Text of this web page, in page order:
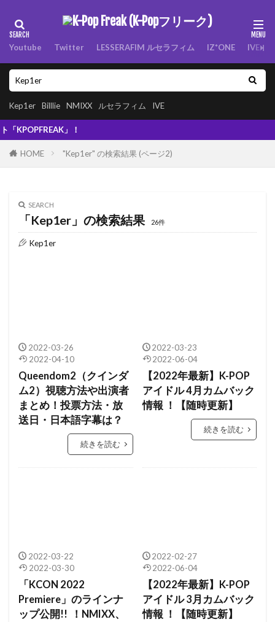
Youtube Twitter LESSERAFIM ルセラフィム IZ*ONE IVE
Kep1er Billlie NMIXX ルセラフィム IVE
」！
HOME "Kep1er" の検索結果 (ページ2)
SEARCH
「Kep1er」の検索結果 26件
Kep1er
2022-03-26
2022-04-10
Queendom2（クインダ
ム2）視聴方法や出演者
まとめ！投票方法・放
送日・日本語字幕は？
続きを読む
2022-03-23
2022-06-04
【2022年最新】K-POP
アイドル 4月カムバック
情報 ！【随時更新】
続きを読む
2022-03-22
2022-03-30
「KCON 2022
Premiere」のラインナ
ップ公開!! ！NMIXX、
2022-02-27
2022-06-04
【2022年最新】K-POP
アイドル 3月カムバック
情報 ！【随時更新】